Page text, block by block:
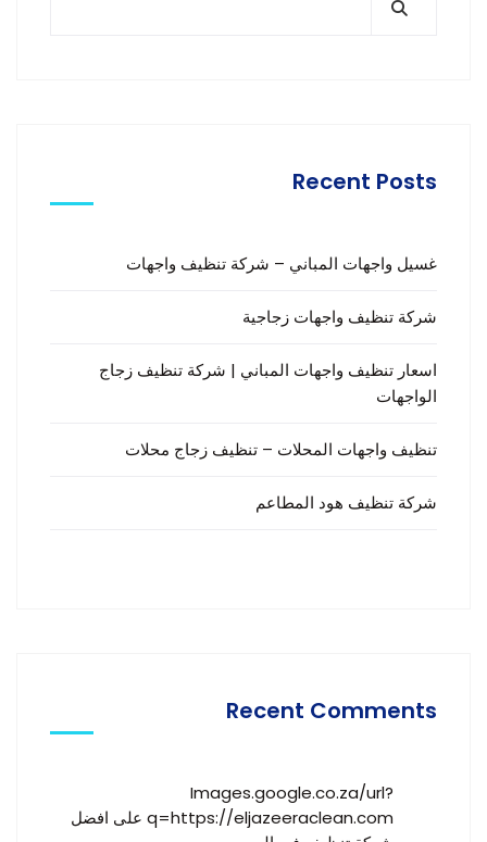
Recent Posts
غسيل واجهات المباني – شركة تنظيف واجهات
شركة تنظيف واجهات زجاجية
اسعار تنظيف واجهات المباني | شركة تنظيف زجاج
الواجهات
تنظيف واجهات المحلات – تنظيف زجاج محلات
شركة تنظيف هود المطاعم
Recent Comments
Images.google.co.za/url?
q=https://eljazeeraclean.com على افضل